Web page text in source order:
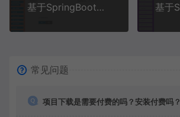
基于SpringBoot+MySQL+Vue.js的高校教师教研信息填报系统(附论文)
常见问题
项目下载是需要付费的吗？安装付费吗？